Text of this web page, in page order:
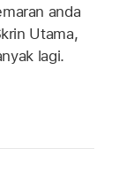
anda
Utama,
lagi.